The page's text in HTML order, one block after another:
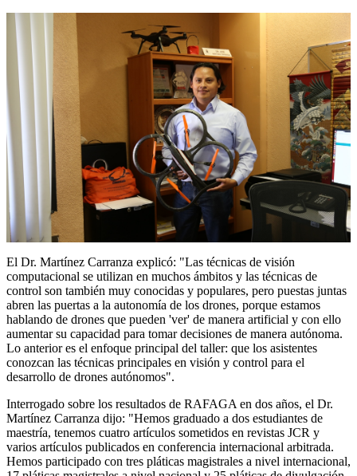
El Dr. Martínez Carranza explicó: "Las técnicas de visión
computacional se utilizan en muchos ámbitos y las técnicas de
control son también muy conocidas y populares, pero puestas juntas
abren las puertas a la autonomía de los drones, porque estamos
hablando de drones que pueden 'ver' de manera artificial y con ello
aumentar su capacidad para tomar decisiones de manera autónoma.
Lo anterior es el enfoque principal del taller: que los asistentes
conozcan las técnicas principales en visión y control para el
desarrollo de drones autónomos".
Interrogado sobre los resultados de RAFAGA en dos años, el Dr.
Martínez Carranza dijo: "Hemos graduado a dos estudiantes de
maestría, tenemos cuatro artículos sometidos en revistas JCR y
varios artículos publicados en conferencia internacional arbitrada.
Hemos participado con tres pláticas magistrales a nivel internacional,